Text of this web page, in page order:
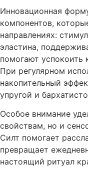
Инновационная
компонентов,
направлениях:
эластина,
помогают успокоить
При регулярном
накопительный
упругой и
Особое внимание
свойствам, но и
Силт помогает
превращает
настоящий ритуал